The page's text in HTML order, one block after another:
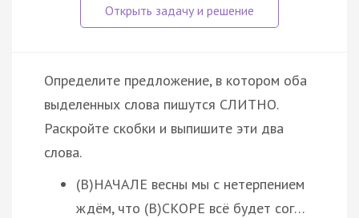
Определите предложение, в котором оба
выделенных слова пишутся СЛИТНО.
Раскройте скобки и выпишите эти два
слова.
(В)НАЧАЛЕ весны мы с нетерпением
ждём, что (В)СКОРЕ всё будет сог…